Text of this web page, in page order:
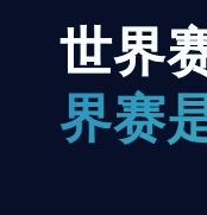
Division Boost
Placements
世界
界赛